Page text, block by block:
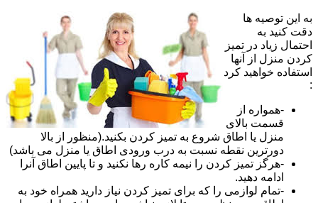
به این توصیه ها
دقت کنید به
احتمال زیاد در تمیز
کردن منزل از آنها
استفاده خواهید کرد
:
-همواره از
قسمت بالای
منزل یا اطاق شروع به تمیز کردن بکنید.(منظور از بالا
دورترین نقطه نسبت به درب ورودی اطاق یا منزل می باشد)
-هرگز تمیز کردن را نیمه کاره رها نکنید و تا پایین اطاق آنرا
ادامه دهید.
-تمام لوازمی را که برای تمیز کردن نیاز دارید همراه خود به